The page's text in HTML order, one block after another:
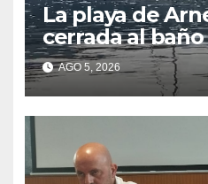
La playa de
cerrada al
contaminación
detectarse
AGO 5, 2026